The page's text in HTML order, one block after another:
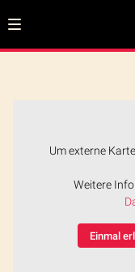
Um externe
Weitere
Einmal